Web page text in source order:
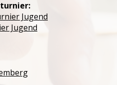
Jugend
Jugend